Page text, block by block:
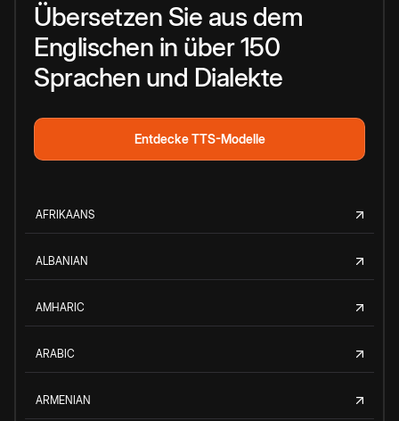
Übersetzen Sie aus dem
Englischen in über 150
Sprachen und Dialekte
Entdecke TTS-Modelle
AFRIKAANS
ALBANIAN
AMHARIC
ARABIC
ARMENIAN